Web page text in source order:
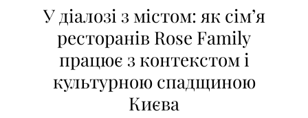
У діалозі з містом: як сімʼя
ресторанів Rose Family
працює з контекстом і
культурною спадщиною
Києва